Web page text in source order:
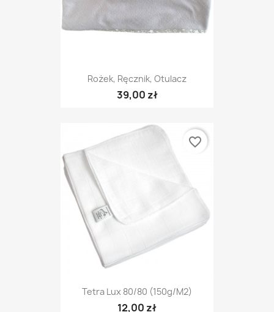
Rożek, Ręcznik, Otulacz
39,00 zł
Tetra Lux 80/80 (150g/m2)
12,00 zł
favorite_border